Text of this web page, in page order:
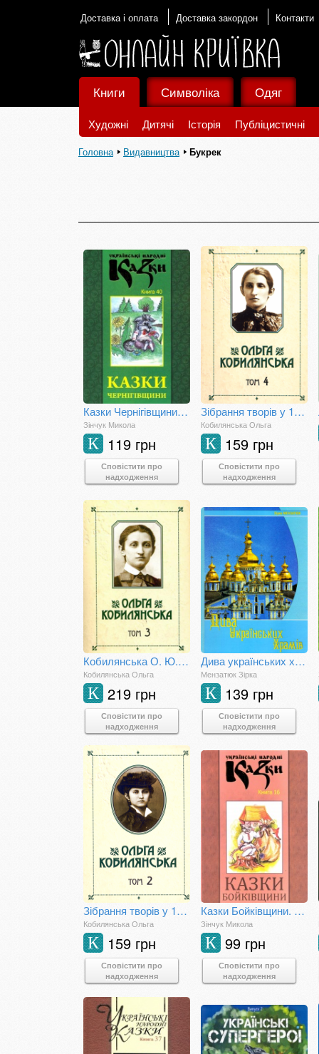
Доставка і оплата Доставка закордон Контакти
Книги
Художні Дитячі Історія Публіцистичні
Символіка Одяг
Головна Видавництва Букрек
Казки Чернігівщини. Книга 40
Зінчук Микола
119 грн
К
Сповістити про
надходження
Зібрання творів у 10 томах. Том 4
Кобилянська Ольга
159 грн
К
Сповістити про
надходження
Кобилянська О. Ю. Зібрання творів: у 10 т. Т. 3
Кобилянська Ольга
219 грн
К
Сповістити про
надходження
Дива українських храмів
Мензатюк Зірка
139 грн
К
Сповістити про
надходження
Зібрання творів у 10 томах. Том 2
Кобилянська Ольга
159 грн
К
Сповістити про
надходження
Казки Бойківщини. Книга 16
Зінчук Микола
99 грн
К
Сповістити про
надходження